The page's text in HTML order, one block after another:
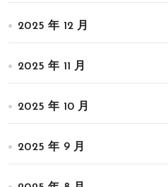
2025 年 12 月
2025 年 11 月
2025 年 10 月
2025 年 9 月